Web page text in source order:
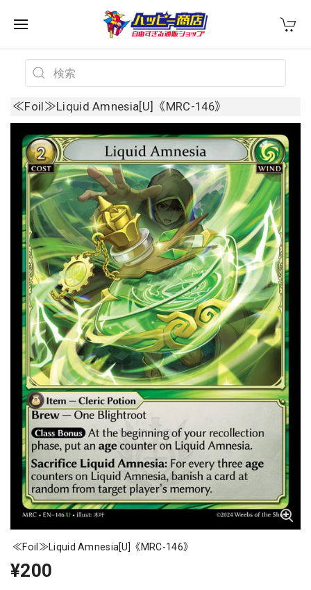
≪Foil≫Liquid Amnesia[U]《MRC-146》
≪Foil≫Liquid Amnesia[U]《MRC-146》
¥200